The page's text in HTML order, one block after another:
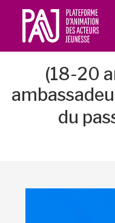
(18-20
du